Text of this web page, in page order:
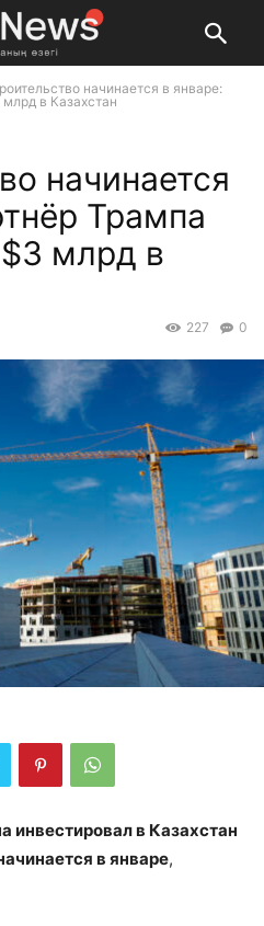
начинается в январе:
в Казахстан
начинается
Трампа
$3 млрд в
0
227
инвестировал в Казахстан
в январе,